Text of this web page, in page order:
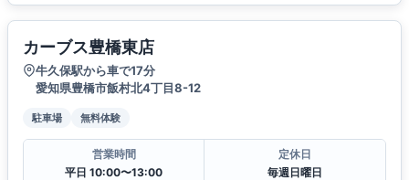
カーブス豊橋東店
牛久保駅から車で17分
愛知県豊橋市飯村北4丁目8-12
駐車場 無料体験
営業時間
平日 10:00〜13:00
定休日
毎週日曜日